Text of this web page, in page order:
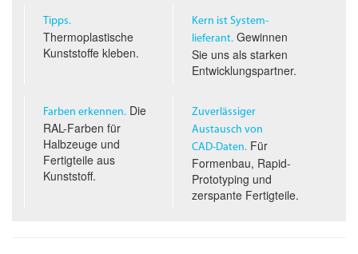
Tipps.
Thermoplastische
Kunststoffe kleben.
Kern ist System­
lieferant.Gewinnen
Sie uns als starken
Entwicklungspartner.
Farben erkennen.Die
RAL-Farben für
Halbzeuge und
Fertigteile aus
Kunststoff.
Zuverlässiger
Austausch von
CAD-Daten.Für
Formenbau, Rapid-
Prototyping und
zerspante Fertigteile.